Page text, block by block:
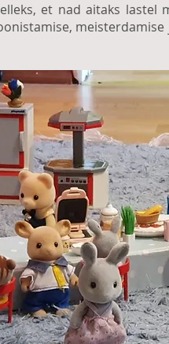
et nad aitaks